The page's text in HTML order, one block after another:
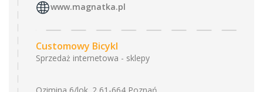
www.magnatka.pl
Customowy Bicykl
Sprzedaż internetowa - sklepy